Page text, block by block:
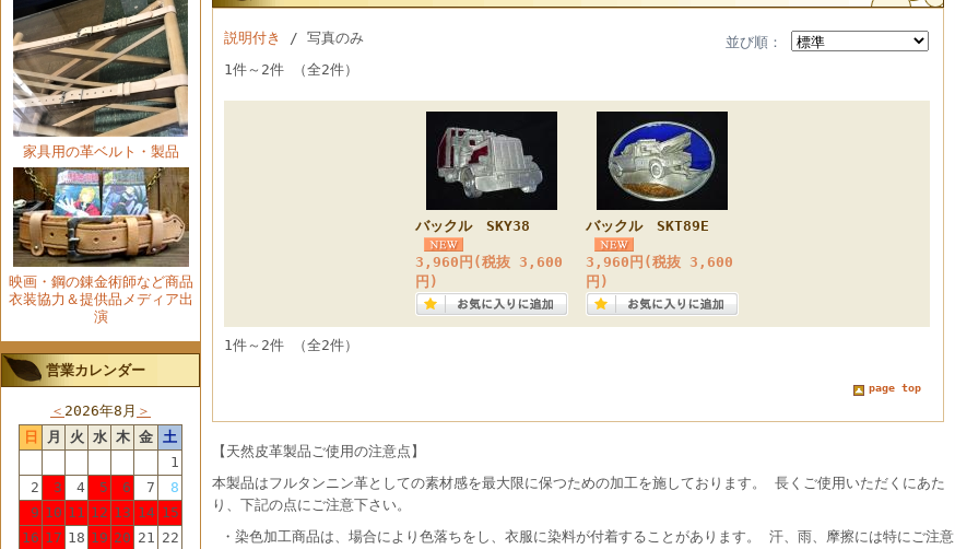
家具用の革ベルト・製品
映画・鋼の錬金術師など商品
衣装協力＆提供品メディア出
演
営業カレンダー
＜ 2026年8月 ＞
日
月 火 水 木 金 土
1
2
3 4 5 6 7
8
9 10 11 12 13 14 15
16 17 18 19 20 21 22
並び順：
説明付き
/ 写真のみ
1件～2件 （全2件）
バックル SKY38
3,960円 (税抜 3,600
円)
バックル SKT89E
3,960円 (税抜 3,600
円)
1件～2件 （全2件）
page top
【天然皮革製品ご使用の注意点】
本製品はフルタンニン革としての素材感を最大限に保つための加工を施しております。 長くご使用いただくにあた
り、下記の点にご注意下さい。
・染色加工商品は、場合により色落ちをし、衣服に染料が付着することがあります。 汗、雨、摩擦には特にご注意